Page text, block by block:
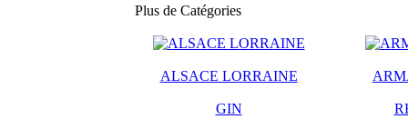
Plus de Catégories
ALSACE LORRAINE
GIN